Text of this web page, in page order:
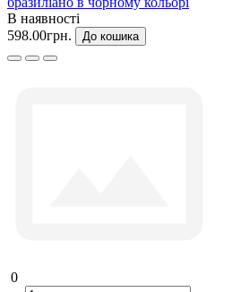
В наявності
598.00грн.
До кошика
0